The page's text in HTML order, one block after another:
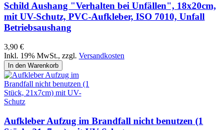
Schild Aushang "Verhalten bei Unfällen", 18x20cm,
mit UV-Schutz, PVC-Aufkleber, ISO 7010, Unfall
Betriebsaushang
3,90 €
Inkl. 19% MwSt., zzgl. Versandkosten
In den Warenkorb
Aufkleber Aufzug im Brandfall nicht benutzen (1